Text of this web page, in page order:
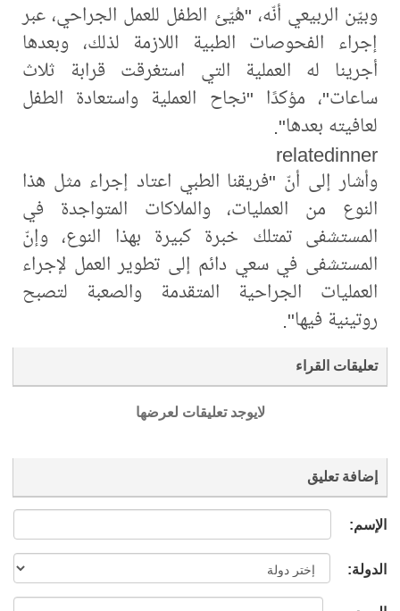
وبيّن الربيعي أنّه، "هُيّئ الطفل للعمل الجراحي، عبر
إجراء الفحوصات الطبية اللازمة لذلك، وبعدها
أجرينا له العملية التي استغرقت قرابة ثلاث
ساعات"، مؤكدًا "نجاح العملية واستعادة الطفل
لعافيته بعدها".
relatedinner
وأشار إلى أنّ "فريقنا الطبي اعتاد إجراء مثل هذا
النوع من العمليات، والملاكات المتواجدة في
المستشفى تمتلك خبرة كبيرة بهذا النوع، وإنّ
المستشفى في سعي دائم إلى تطوير العمل لإجراء
العمليات الجراحية المتقدمة والصعبة لتصبح
روتينية فيها".
تعليقات القراء
لايوجد تعليقات لعرضها
إضافة تعليق
الإسم:
الدولة: